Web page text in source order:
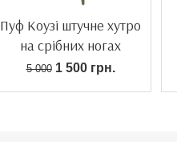
Пуф Коузі штучне хутро
на срібних ногах
5 0001 500 грн.